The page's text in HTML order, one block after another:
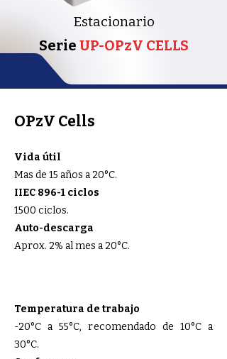
Estacionario
Serie UP-OPzV CELLS
OPzV Cells
Vida útil
Mas de 15 años a 20°C.
IIEC 896-1 ciclos
1500 ciclos.
Auto-descarga
Aprox. 2% al mes a 20°C.
Temperatura de trabajo
-20°C a 55°C, recomendado de 10°C a
30°C.